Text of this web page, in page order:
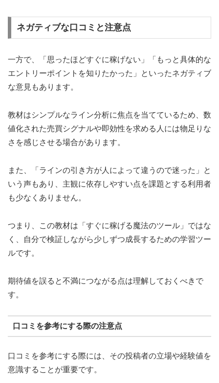
ネガティブな口コミと注意点
一方で、「思ったほどすぐに稼げない」「もっと具体的な
エントリーポイントを知りたかった」といったネガティブ
な意見もあります。
教材はシンプルなライン分析に焦点を当てているため、数
値化された売買シグナルや即効性を求める人には物足りな
さを感じさせる場合があります。
また、「ラインの引き方が人によって違うので迷った」と
いう声もあり、主観に依存しやすい点を課題とする利用者
も少なくありません。
つまり、この教材は「すぐに稼げる魔法のツール」ではな
く、自分で検証しながら少しずつ成長するための学習ツー
ルです。
期待値を誤ると不満につながる点は理解しておくべきで
す。
口コミを参考にする際の注意点
口コミを参考にする際には、その投稿者の立場や経験値を
意識することが重要です。